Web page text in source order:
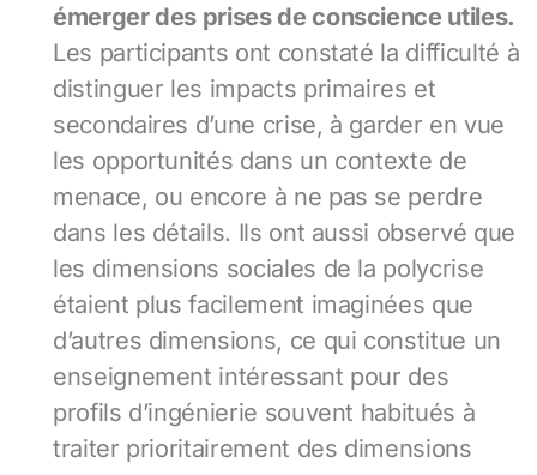
émerger des prises de conscience utiles.
Les participants ont constaté la difficulté à
distinguer les impacts primaires et
secondaires d’une crise, à garder en vue
les opportunités dans un contexte de
menace, ou encore à ne pas se perdre
dans les détails. Ils ont aussi observé que
les dimensions sociales de la polycrise
étaient plus facilement imaginées que
d’autres dimensions, ce qui constitue un
enseignement intéressant pour des
profils d’ingénierie souvent habitués à
traiter prioritairement des dimensions